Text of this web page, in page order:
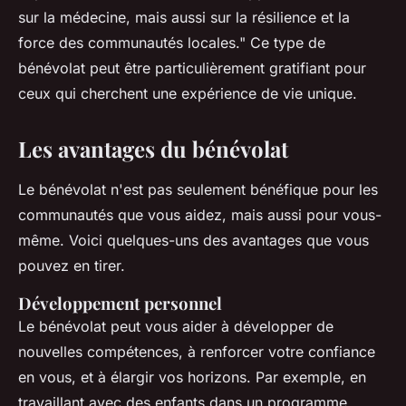
sur la médecine, mais aussi sur la résilience et la
force des communautés locales." Ce type de
bénévolat peut être particulièrement gratifiant pour
ceux qui cherchent une expérience de vie unique.
Les avantages du bénévolat
Le bénévolat n'est pas seulement bénéfique pour les
communautés que vous aidez, mais aussi pour vous-
même. Voici quelques-uns des avantages que vous
pouvez en tirer.
Développement personnel
Le bénévolat peut vous aider à développer de
nouvelles compétences, à renforcer votre confiance
en vous, et à élargir vos horizons. Par exemple, en